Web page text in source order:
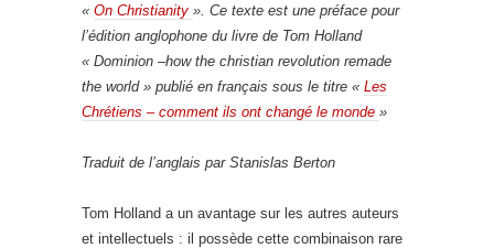
« On Christianity ». Ce texte est une préface pour
l’édition anglophone du livre de Tom Holland
« Dominion –how the christian revolution remade
the world » publié en français sous le titre « Les
Chrétiens – comment ils ont changé le monde »
Traduit de l’anglais par Stanislas Berton
Tom Holland a un avantage sur les autres auteurs
et intellectuels : il possède cette combinaison rare